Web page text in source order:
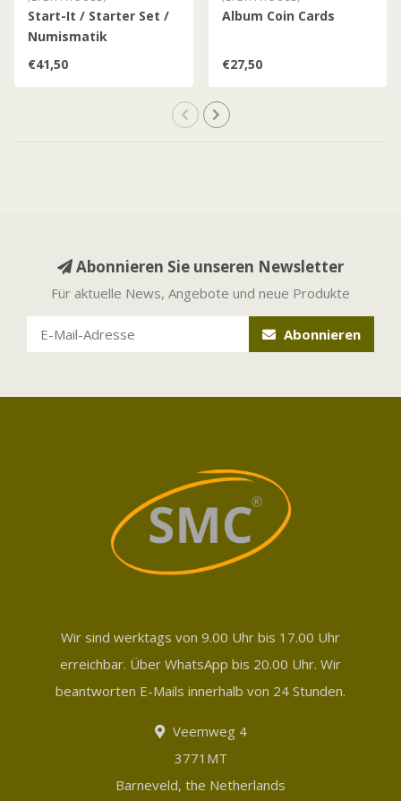
Start-It / Starter Set /
Numismatik
€41,50
Album Coin Cards
€27,50
Abonnieren Sie unseren Newsletter
Für aktuelle News, Angebote und neue Produkte
Abonnieren
Wir sind werktags von 9.00 Uhr bis 17.00 Uhr
erreichbar. Über WhatsApp bis 20.00 Uhr. Wir
beantworten E-Mails innerhalb von 24 Stunden.
Veemweg 4
3771MT
Barneveld, the Netherlands